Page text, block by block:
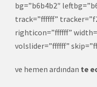
bg=”b6b4b2″
track=”ffffff”
righticon=”ffffff”
volslider=”ffffff”
ve hemen ardından te